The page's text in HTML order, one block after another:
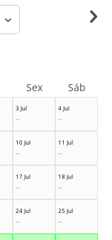
3 Jul
--
4 Jul
--
10 Jul
--
11 Jul
--
17 Jul
--
18 Jul
--
24 Jul
--
25 Jul
--
Sex Sáb